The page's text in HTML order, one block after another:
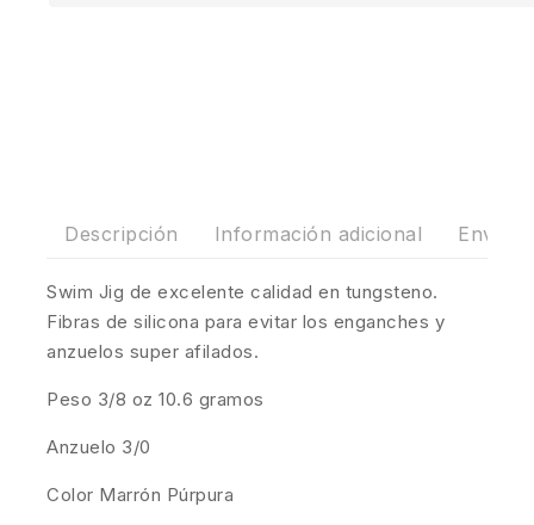
Descripción Información adicional Envíos
Swim Jig de excelente calidad en tungsteno.
Fibras de silicona para evitar los enganches y
anzuelos super afilados.
Peso 3/8 oz 10.6 gramos
Anzuelo 3/0
Color Marrón Púrpura